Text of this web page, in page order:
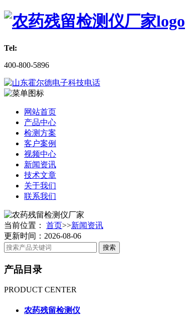
Tel:
400-800-5896
网站首页
产品中心
检测方案
客户案例
视频中心
新闻资讯
技术文章
关于我们
联系我们
当前位置： 首页>>新闻资讯
更新时间：2026-08-06
产品目录
PRODUCT CENTER
农药残留检测仪